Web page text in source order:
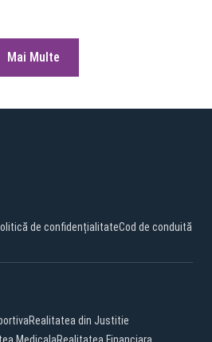
Mai Multe
de confidențialitateCod de conduită
Realitatea din Justitie